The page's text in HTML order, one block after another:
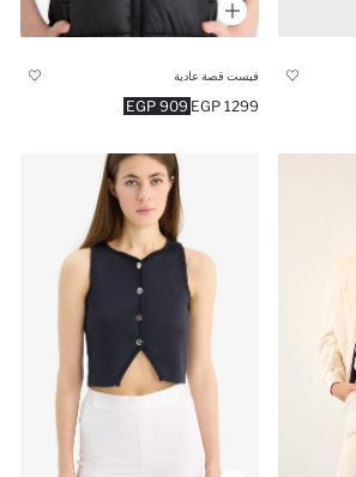
فيست قصة عادية
909 EGP 1299 EGP